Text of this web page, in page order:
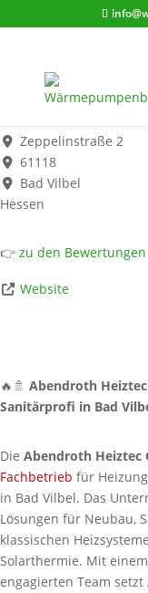
Abendroth Heiztec
Zeppelinstraße 2
61118
Bad Vilbel
Hessen
👉 zu den Bewertungen
Website
🔥🚿 Abendroth
Sanitärprofi in Bad
Die Abendroth Heiztec
Fachbetrieb für
in Bad Vilbel. Das
Lösungen für Neubau,
klassischen
Solarthermie. Mit
engagierten Team